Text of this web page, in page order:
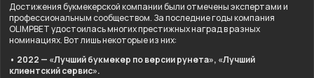
Достижения букмекерской компании были отмечены экспертами и
профессиональным сообществом. За последние годы компания
OLIMPBET удостоилась многих престижных наград в разных
номинациях. Вот лишь некоторые из них:
• 2022 — «Лучший букмекер по версии рунета», «Лучший
клиентский сервис».